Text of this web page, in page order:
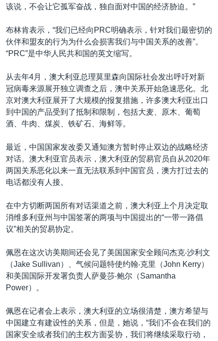
该说，不会让它孤军奋战，独自面对中国的经济胁迫。”
布林肯表示，“我们已经向PRC明确表示，针对我们最密切的
伙伴和盟友的行为为什么会损害我们与中国关系的改善”。
“PRC”是中华人民共和国的英文缩写。
从去年4月，澳大利亚总理莫里森向国际社会发出呼吁对新
冠病毒来源展开独立调查之后，澳中关系开始急速恶化。北
京对澳大利亚展开了大规模的报复措施，许多澳大利亚出口
到中国的产品受到了抵制和限制，包括大麦、原木、葡萄
酒、牛肉、煤炭、铁矿石、海鲜等。
最近，中国国家发改委又通知澳方暂时停止双边的战略经济
对话。澳大利亚官员表示，澳大利亚的贸易官员自从2020年
两国关系恶化以来一直无法联系到中国官员，澳方打过去的
电话都没有人接。
在中方切断两国所有对话渠道之前，澳大利亚上个月决定取
消维多利亚州与中国签署的两项与中国提出的“一带一路倡
议”相关的贸易协定。
佩恩在这次访美期间还会见了美国国家安全顾问杰克‧沙利文
（Jake Sullivan）、气候问题特使约翰‧克里（John Kerry）
和美国国际开发署负责人萨曼莎‧鲍尔（Samantha
Power）。
佩恩在记者会上表示，澳大利亚的立场很清楚，澳方希望与
中国建立有建设性的关系，但是，她说，“我们不会在我们的
国家安全或者我们的主权方面妥协，我们将继续采取行动，